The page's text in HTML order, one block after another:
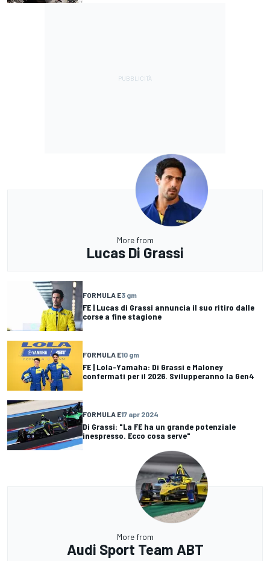
More from
Lucas Di Grassi
FORMULA E3 gm
FE | Lucas di Grassi annuncia il suo ritiro dalle
corse a fine stagione
FORMULA E10 gm
FE | Lola-Yamaha: Di Grassi e Maloney
confermati per il 2026. Svilupperanno la Gen4
FORMULA E17 apr 2024
Di Grassi: "La FE ha un grande potenziale
inespresso. Ecco cosa serve"
More from
Audi Sport Team ABT